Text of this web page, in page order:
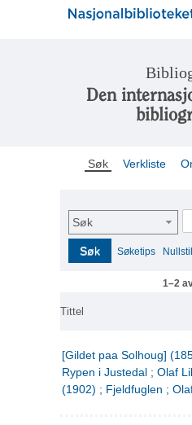
Den
Søk Verkliste
Søk
Søk Søketips Nullstill
1–2
Tittel
[Gildet paa Solhoug]
Rypen i Justedal ; Olaf
(1902) ; Fjeldfuglen ;